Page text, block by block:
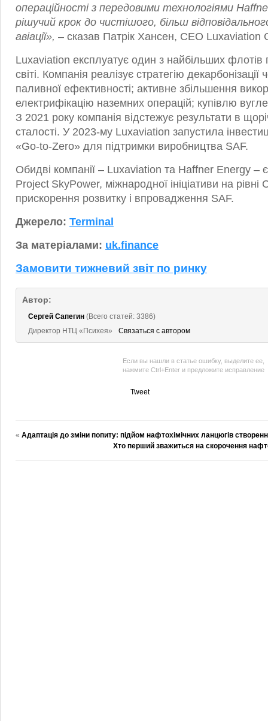
операційності з передовими технологіями
рішучий крок до чистішого, більш
авіації», – сказав Патрік Хансен, CEO Luxaviation
Luxaviation експлуатує один з найбільших флотів
світі. Компанія реалізує стратегію
паливної ефективності; активне збільшення
електрифікацію наземних операцій; купівлю
З 2021 року компанія відстежує результати в
сталості. У 2023‑му Luxaviation запустила
«Go‑to‑Zero» для підтримки виробництва SAF.
Обидві компанії – Luxaviation та Haffner Energy –
Project SkyPower, міжнародної ініціативи на рівні
прискорення розвитку і впровадження SAF.
Джерело: Terminal
За матеріалами: uk.finance
Замовити тижневий звіт по ринку
Автор:
Сергей Сапегин (Всего статей: 3386)
Директор НТЦ «Психея»
Связаться с автором
Если вы нашли в статье ошибку, выделите ее,
нажмите Ctrl+Enter и предложите исправление
Tweet
« Адаптація до зміни попиту: підйом нафтохімічних ланцюгів
Хто перший зважиться на скорочення